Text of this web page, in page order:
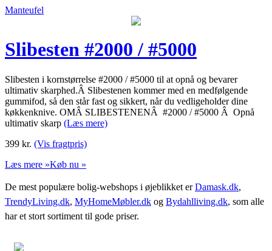
Manteufel
Slibesten #2000 / #5000
Slibesten i kornstørrelse #2000 / #5000 til at opnå og bevarer
ultimativ skarphed.Â Slibestenen kommer med en medfølgende
gummifod, så den står fast og sikkert, når du vedligeholder dine
køkkenknive. OMÂ SLIBESTENENÂ #2000 / #5000 Â Opnå
ultimativ skarp (Læs mere)
399 kr. (Vis fragtpris)
Læs mere »Køb nu »
De mest populære bolig-webshops i øjeblikket erDamask.dk,
TrendyLiving.dk, MyHomeMøbler.dk og Bydahlliving.dk, som alle
har et stort sortiment til gode priser.